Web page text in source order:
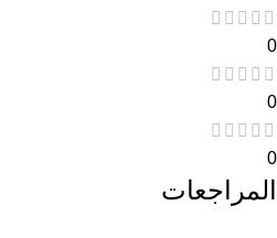
0
0
0
المراجعات